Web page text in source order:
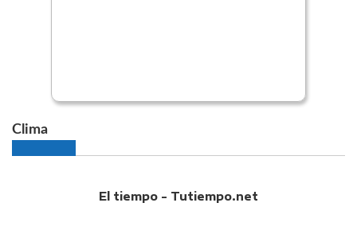
Clima
El tiempo - Tutiempo.net